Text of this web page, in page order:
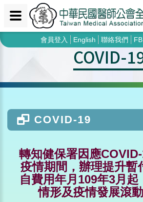
會員登入 English 聯絡我們 FB
COVID-
COVID-19
轉知健保署因應
疫情期間，辦理提升暫
自費用年月109年3月
情形及疫情發展滾動